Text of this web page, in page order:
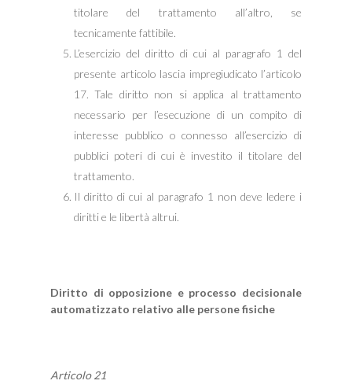
titolare del trattamento all’altro, se
tecnicamente fattibile.
L’esercizio del diritto di cui al paragrafo 1 del
presente articolo lascia impregiudicato l’articolo
17. Tale diritto non si applica al trattamento
necessario per l’esecuzione di un compito di
interesse pubblico o connesso all’esercizio di
pubblici poteri di cui è investito il titolare del
trattamento.
Il diritto di cui al paragrafo 1 non deve ledere i
diritti e le libertà altrui.
Diritto di opposizione e processo decisionale
automatizzato relativo alle persone fisiche
Articolo 21